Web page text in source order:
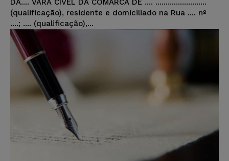
DA.... VARA CÍVEL DA COMARCA DE .... .........................
(qualificação), residente e domiciliado na Rua .... nº
....; .... (qualificação),...